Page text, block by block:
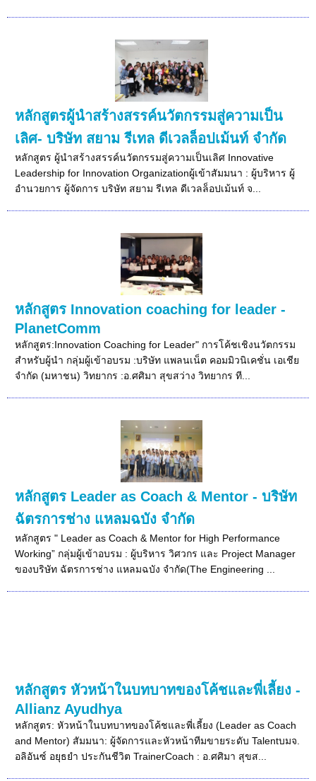
หลักสูตรผู้นำสร้างสรรค์นวัตกรรมสู่ความเป็น
เลิศ- บริษัท สยาม รีเทล ดีเวลล็อปเม้นท์ จำกัด
หลักสูตร ผู้นำสร้างสรรค์นวัตกรรมสู่ความเป็นเลิศ Innovative
Leadership for Innovation Organizationผู้เข้าสัมมนา : ผู้บริหาร ผู้
อำนวยการ ผู้จัดการ บริษัท สยาม รีเทล ดีเวลล็อปเม้นท์ จ...
หลักสูตร Innovation coaching for leader -
PlanetComm
หลักสูตร:Innovation Coaching for Leader" การโค้ชเชิงนวัตกรรม
สำหรับผู้นำ กลุ่มผู้เข้าอบรม :บริษัท แพลนเน็ต คอมมิวนิเคชั่น เอเชีย
จำกัด (มหาชน) วิทยากร :อ.ศศิมา สุขสว่าง วิทยากร ที...
หลักสูตร Leader as Coach & Mentor - บริษัท
ฉัตรการช่าง แหลมฉบัง จำกัด
หลักสูตร " Leader as Coach & Mentor for High Performance
Working” กลุ่มผู้เข้าอบรม : ผู้บริหาร วิศวกร และ Project Manager
ของบริษัท ฉัตรการช่าง แหลมฉบัง จำกัด(The Engineering ...
หลักสูตร หัวหน้าในบทบาทของโค้ชและพี่เลี้ยง -
Allianz Ayudhya
หลักสูตร: หัวหน้าในบทบาทของโค้ชและพี่เลี้ยง (Leader as Coach
and Mentor) สัมมนา: ผู้จัดการและหัวหน้าทีมขายระดับ Talentบมจ.
อลิอันซ์ อยุธยำ ประกันชีวิต TrainerCoach : อ.ศศิมา สุขส...